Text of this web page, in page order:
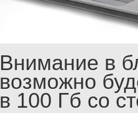
Внимание в
возможно
в 100 Гб со